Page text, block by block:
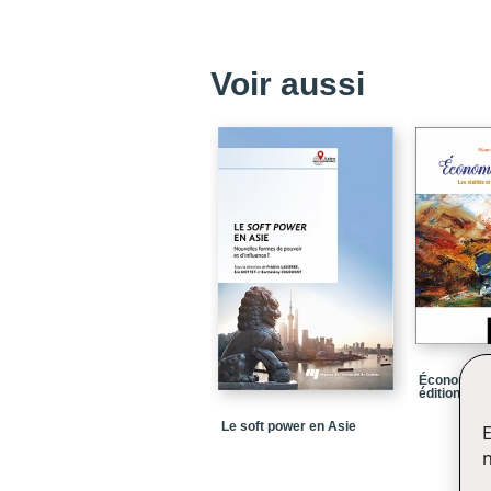
Voir aussi
Le soft power en Asie
Économie
édition